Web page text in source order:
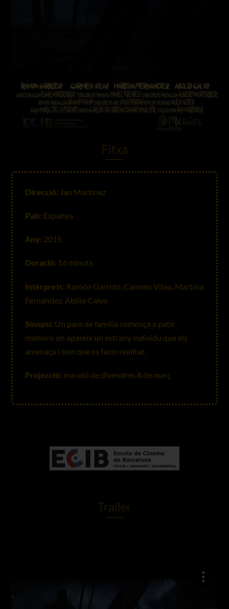
Fitxa
Direcció: Jan Martínez
País: Espanya
Any: 2015
Duració: 16 minuts
Intèrprets: Ramón Garrido, Carmen Vilao, Martina
Fernández, Abilio Calvo
Sinopsi: Un pare de família comença a patir
malsons on apareix un estrany individu que els
amenaça i tem que es facin realitat.
Projecció: marató de divendres 8 de març
Trailer